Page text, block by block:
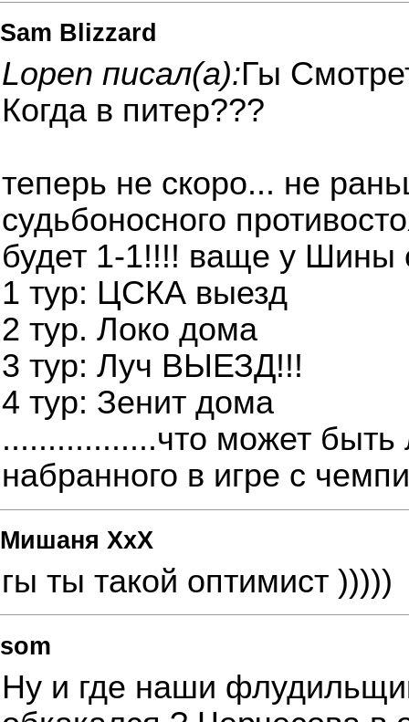
Sam Blizzard
Lopen писал(а):Гы
Когда в питер???
теперь не скоро... не
судьбоносного
будет 1-1!!!! ваще у Шины
1 тур: ЦСКА выезд
2 тур. Локо дома
3 тур: Луч ВЫЕЗД!!!
4 тур: Зенит дома
.................что может
набранного в игре с
Мишаня ХхХ
гы ты такой оптимист )))))
som
Ну и где наши